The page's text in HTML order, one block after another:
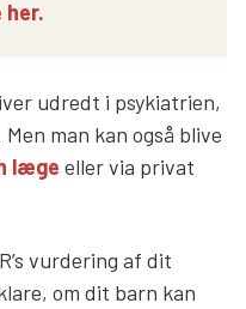
her.
udredt i psykiatrien,
man kan også blive
læge eller via privat
vurdering af dit
om dit barn kan